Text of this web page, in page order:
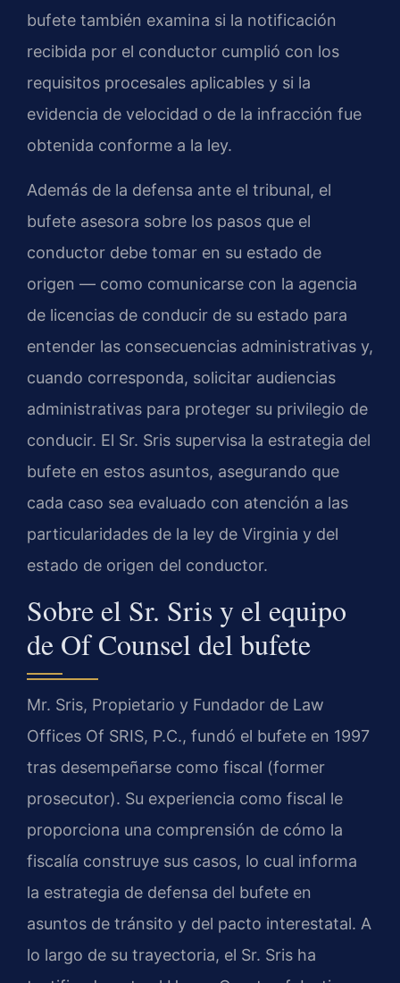
bufete también examina si la notificación
recibida por el conductor cumplió con los
requisitos procesales aplicables y si la
evidencia de velocidad o de la infracción fue
obtenida conforme a la ley.
Además de la defensa ante el tribunal, el
bufete asesora sobre los pasos que el
conductor debe tomar en su estado de
origen — como comunicarse con la agencia
de licencias de conducir de su estado para
entender las consecuencias administrativas y,
cuando corresponda, solicitar audiencias
administrativas para proteger su privilegio de
conducir. El Sr. Sris supervisa la estrategia del
bufete en estos asuntos, asegurando que
cada caso sea evaluado con atención a las
particularidades de la ley de Virginia y del
estado de origen del conductor.
Sobre el Sr. Sris y el equipo
de Of Counsel del bufete
Mr. Sris, Propietario y Fundador de Law
Offices Of SRIS, P.C., fundó el bufete en 1997
tras desempeñarse como fiscal (former
prosecutor). Su experiencia como fiscal le
proporciona una comprensión de cómo la
fiscalía construye sus casos, lo cual informa
la estrategia de defensa del bufete en
asuntos de tránsito y del pacto interestatal. A
lo largo de su trayectoria, el Sr. Sris ha